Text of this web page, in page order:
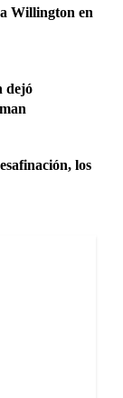
Willington en
dejó
los